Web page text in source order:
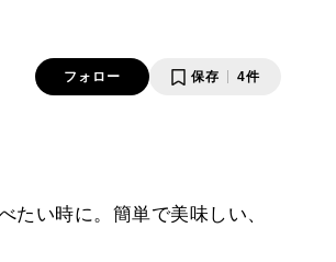
フォロー 保存 4件
い時に。簡単で美味しい、